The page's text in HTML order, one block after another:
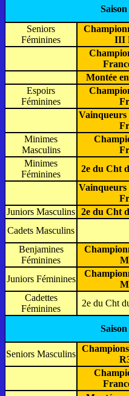
Saison
Seniors
Féminines
III
Montée
Espoirs
Féminines
Vainqueurs
Minimes
Masculins
Minimes
Féminines
2e du Cht
Vainqueurs
Juniors Masculins 2e du Cht
Cadets Masculins
Benjamines
Féminines
Juniors Féminines
Cadettes
Féminines
2e du Cht
Seniors Masculins